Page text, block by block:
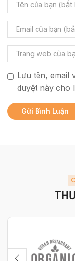
Lưu tên, email
duyệt này cho